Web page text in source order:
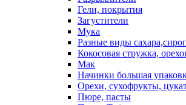
Гели, покрытия
Загустители
Мука
Разные виды
Кокосовая стружка,
Мак
Начинки большая
Орехи, сухофрукты,
Пюре, пасты